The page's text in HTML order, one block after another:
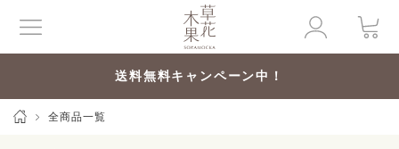
送料無料キャンペーン中！
全商品一覧